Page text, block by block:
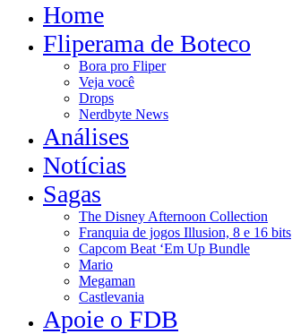
Home
Fliperama de Boteco
Bora pro Fliper
Veja você
Drops
Nerdbyte News
Análises
Notícias
Sagas
The Disney Afternoon Collection
Franquia de jogos Illusion, 8 e 16 bits
Capcom Beat ‘Em Up Bundle
Mario
Megaman
Castlevania
Apoie o FDB